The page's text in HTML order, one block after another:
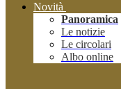
Novità
Panoramica
Le notizie
Le circolari
Albo online